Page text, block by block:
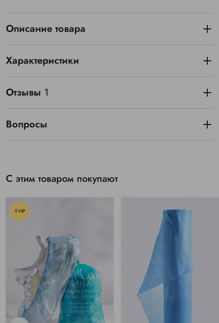
Описание товара
Характеристики
Отзывы 1
Вопросы
С этим товаром покупают
TOP